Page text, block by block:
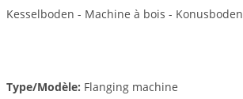
Kesselboden - Machine à bois - Konusboden
Type/Modèle: Flanging machine